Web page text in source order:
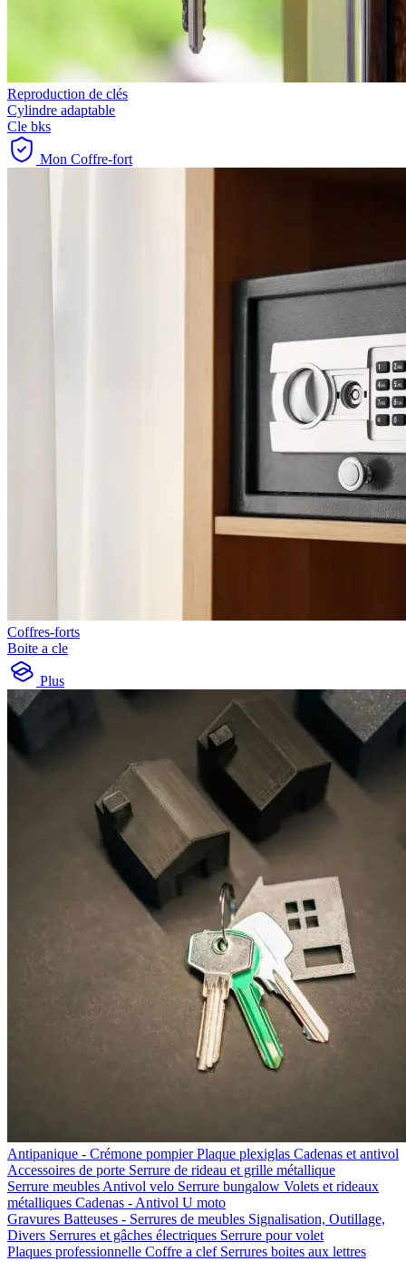
Reproduction de clés
Cylindre adaptable
Cle bks
Mon Coffre-fort
Coffres-forts
Boite a cle
Plus
Antipanique - Crémone pompierPlaque plexiglas Cadenas et antivol
Accessoires de porte Serrure de rideau et grille métallique
Serrure meubles Antivol velo Serrure bungalow Volets et rideaux
métalliques Cadenas - Antivol U moto
Gravures Batteuses - Serrures de meubles Signalisation, Outillage,
Divers Serrures et gâches électriques Serrure pour volet
Plaques professionnelle Coffre a clef Serrures boites aux lettres